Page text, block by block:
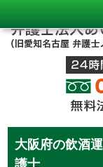
大阪府の飲酒